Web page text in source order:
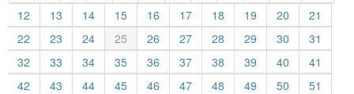
12
13 14 15 16 17 18 19 20
21
22
23 24 25 26 27 28 29 30
31
32
33 34 35 36 37 38 39 40
41
42
43 44 45 46 47 48 49 50
51